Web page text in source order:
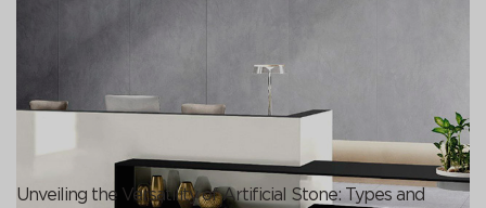
Unveiling the Versatility of Artificial Stone: Types and